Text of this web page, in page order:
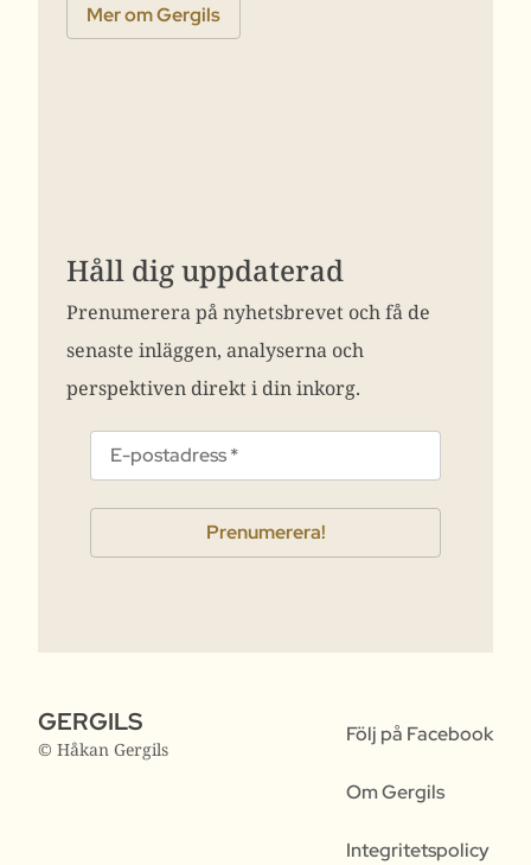
Mer om Gergils
Håll dig uppdaterad
Prenumerera på nyhetsbrevet och få de
senaste inläggen, analyserna och
perspektiven direkt i din inkorg.
GERGILS
© Håkan Gergils
Följ på Facebook
Om Gergils
Integritetspolicy